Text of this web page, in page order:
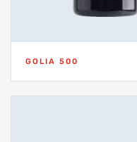
GOLIA 500